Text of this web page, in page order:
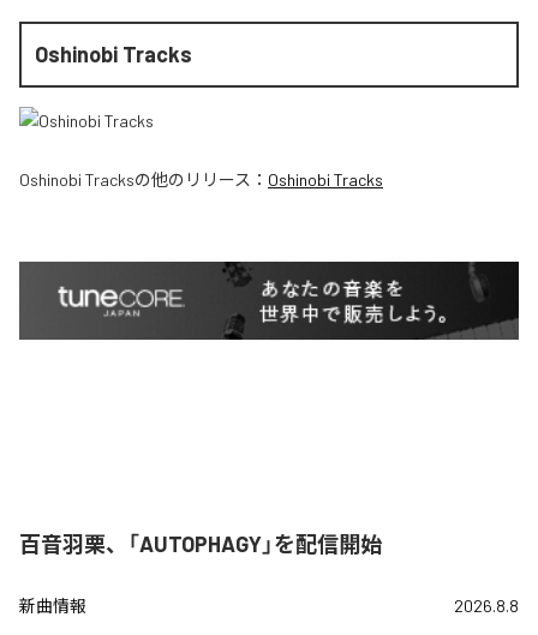
Oshinobi Tracks
Oshinobi Tracksの他のリリース： Oshinobi Tracks
百音羽栗、「AUTOPHAGY」を配信開始
新曲情報 2026.8.8